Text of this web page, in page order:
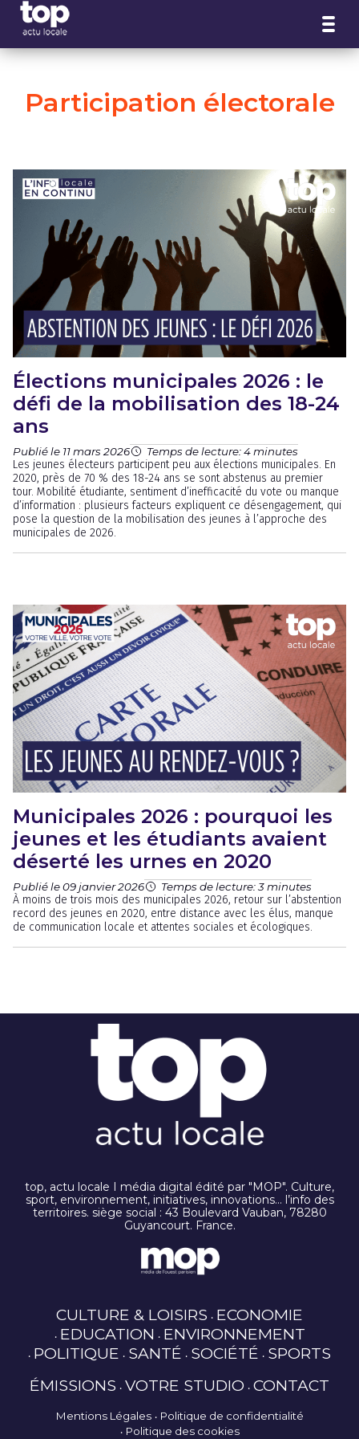
Participation électorale
Élections municipales 2026 : le
défi de la mobilisation des 18-24
ans
Publié le 11 mars 2026 Temps de lecture: 4 minutes
Les jeunes électeurs participent peu aux élections municipales. En
2020, près de 70 % des 18-24 ans se sont abstenus au premier
tour. Mobilité étudiante, sentiment d’inefficacité du vote ou manque
d’information : plusieurs facteurs expliquent ce désengagement, qui
pose la question de la mobilisation des jeunes à l’approche des
municipales de 2026.
Municipales 2026 : pourquoi les
jeunes et les étudiants avaient
déserté les urnes en 2020
Publié le 09 janvier 2026 Temps de lecture: 3 minutes
À moins de trois mois des municipales 2026, retour sur l’abstention
record des jeunes en 2020, entre distance avec les élus, manque
de communication locale et attentes sociales et écologiques.
top, actu locale I média digital édité par "MOP". Culture,
sport, environnement, initiatives, innovations… l’info des
territoires. siège social : 43 Boulevard Vauban, 78280
Guyancourt. France.
CULTURE & LOISIRS ECONOMIE
EDUCATION ENVIRONNEMENT
POLITIQUE SANTÉ SOCIÉTÉ SPORTS
ÉMISSIONS VOTRE STUDIO CONTACT
Mentions Légales
Politique de confidentialité
Politique des cookies
Panneau de gestion des cookies